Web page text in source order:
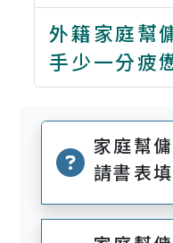
外籍家庭幫
手少一分疲
家庭幫
請書表